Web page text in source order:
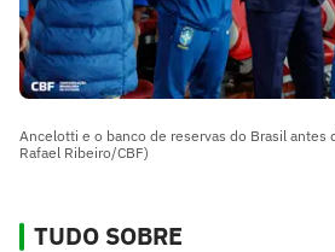
Ancelotti e o banco de reservas do Brasil antes
Rafael Ribeiro/CBF)
TUDO SOBRE